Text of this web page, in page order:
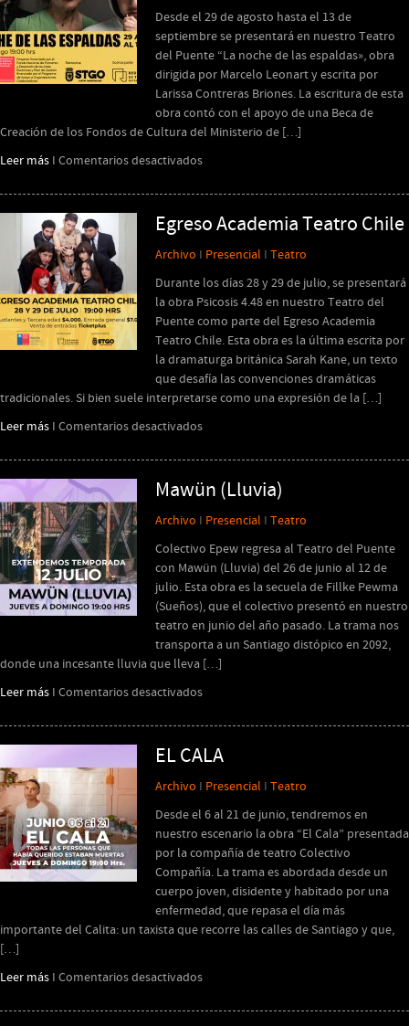
ATRÁS
Desde el 29 de agosto hasta el 13 de
septiembre se presentará en nuestro Teatro
del Puente “La noche de las espaldas», obra
dirigida por Marcelo Leonart y escrita por
Larissa Contreras Briones. La escritura de esta
obra contó con el apoyo de una Beca de
Creación de los Fondos de Cultura del Ministerio de […]
Leer más I Comentarios desactivadosen
noche
de
espaldas
Egreso Academia Teatro Chile
Archivo I Presencial I Teatro
Durante los días 28 y 29 de julio, se presentará
la obra Psicosis 4.48 en nuestro Teatro del
Puente como parte del Egreso Academia
Teatro Chile. Esta obra es la última escrita por
la dramaturga británica Sarah Kane, un texto
que desafía las convenciones dramáticas
tradicionales. Si bien suele interpretarse como una expresión de la […]
Leer más I Comentarios desactivadosen
Academia
Teatro
Chile
Mawün (Lluvia)
Archivo I Presencial I Teatro
Colectivo Epew regresa al Teatro del Puente
con Mawün (Lluvia) del 26 de junio al 12 de
julio. Esta obra es la secuela de Fillke Pewma
(Sueños), que el colectivo presentó en nuestro
teatro en junio del año pasado. La trama nos
transporta a un Santiago distópico en 2092,
donde una incesante lluvia que lleva […]
Leer más I Comentarios desactivadosen
(Lluvia)
EL CALA
Archivo I Presencial I Teatro
Desde el 6 al 21 de junio, tendremos en
nuestro escenario la obra “El Cala” presentada
por la compañía de teatro Colectivo
Compañía. La trama es abordada desde un
cuerpo joven, disidente y habitado por una
enfermedad, que repasa el día más
importante del Calita: un taxista que recorre las calles de Santiago y que,
[…]
Leer más I Comentarios desactivadosen
CALA